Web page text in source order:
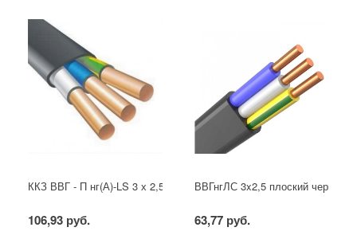
ККЗ ВВГ - П нг(А)-LS 3 х 2,5 ГОСТ
106,93 руб.
ВВГнгЛС 3x2,5 плоский черный
63,77 руб.